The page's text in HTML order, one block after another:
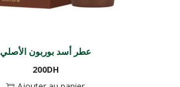
عطر أسد بوربون الأصلي
200DH